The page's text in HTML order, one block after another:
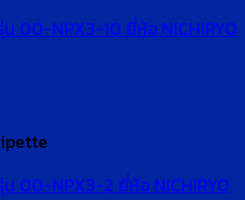
00-NPX3-10 ยี่ห้อ NICHIRYO
00-NPX3-2 ยี่ห้อ NICHIRYO